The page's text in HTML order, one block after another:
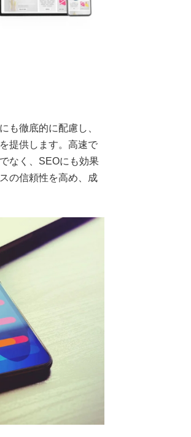
も徹底的に配慮し、
提供します。高速で
なく、SEOにも効果
の信頼性を高め、成